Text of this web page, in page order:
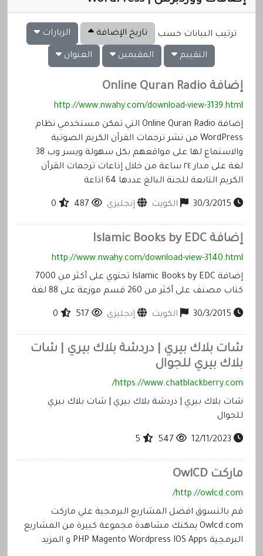
ترتيب البيانات حسب تاريخ الإضافة الزيارات
التقييم المقيمين العنوان
إضافة Online Quran Radio
http://www.nwahy.com/download-view-3139.html
إضافة Online Quran Radio التي تمكن مستخدمي نظام
WordPress من نشر ترجمات القرآن الكريم الصوتية
والاستماع لها على مواقعهم بكل سهولة ويسر وب 38
لغة على مدار ٢٤ ساعة من خلال إذاعات ترجمات القرأن
الكريم التابعة للجنة البالغ عددها 64 اذاعة
الكويت إنجليزي
إضافة Islamic Books by EDC
http://www.nwahy.com/download-view-3140.html
إضافة Islamic Books by EDC تحتوي على أكثر من 7000
كتاب مصنف على أكثر من 260 قسم موزعة على 88 لغة
الكويت إنجليزي
شات بلاك بيري | دردشة بلاك بيري | شات
بلاك بيري للجوال
https://www.chatblackberry.com/
شات بلاك بيري | دردشة بلاك بيري | شات بلاك بيري
للجوال
ماركت OwlCD
http://owlcd.com/
قم بالتسوق افضل المشاريع البرمجية علي ماركت
Owlcd.com يمكنك مشاهدة مجموعة كبيرة من المشاريع
البرمجية PHP Magento Wordpress IOS Apps و المزيد